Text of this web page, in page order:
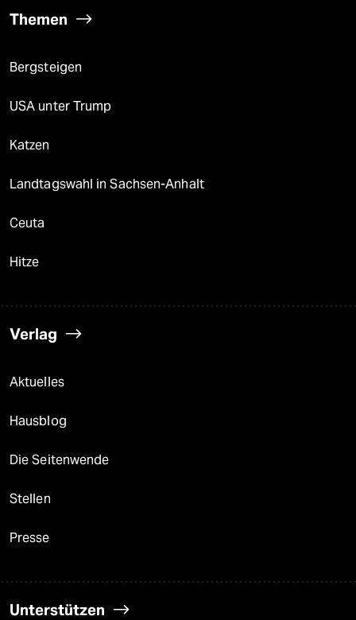
Themen
Bergsteigen
USA unter Trump
Katzen
Landtagswahl in Sachsen-Anhalt
Ceuta
Hitze
Verlag
Aktuelles
Hausblog
Die Seitenwende
Stellen
Presse
Unterstützen